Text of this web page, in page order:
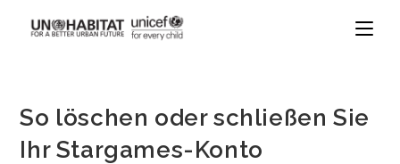
So löschen oder schließen Sie
Ihr Stargames-Konto